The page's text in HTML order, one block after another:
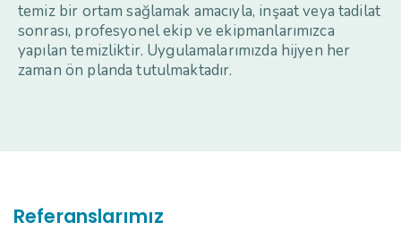
temiz bir ortam sağlamak amacıyla, inşaat veya tadilat
sonrası, profesyonel ekip ve ekipmanlarımızca
yapılan temizliktir. Uygulamalarımızda hijyen her
zaman ön planda tutulmaktadır.
Referanslarımız